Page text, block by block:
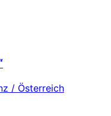
/ Österreich